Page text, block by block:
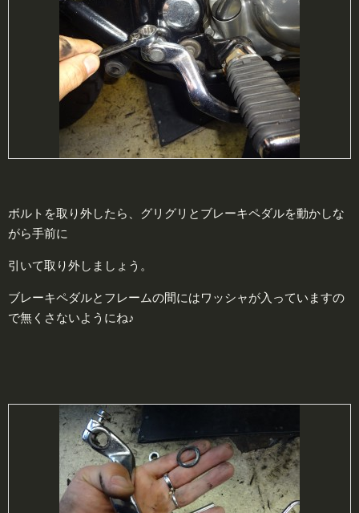
ボルトを取り外したら、グリグリとブレーキペダルを動かしな
がら手前に
引いて取り外しましょう。
ブレーキペダルとフレームの間にはワッシャが入っていますの
で無くさないようにね♪